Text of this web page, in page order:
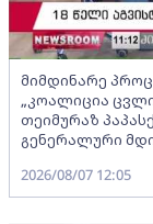
მიმდინარე
„კოალიცია
თეიმურაზ
გენერალური
2026/08/07 12:05